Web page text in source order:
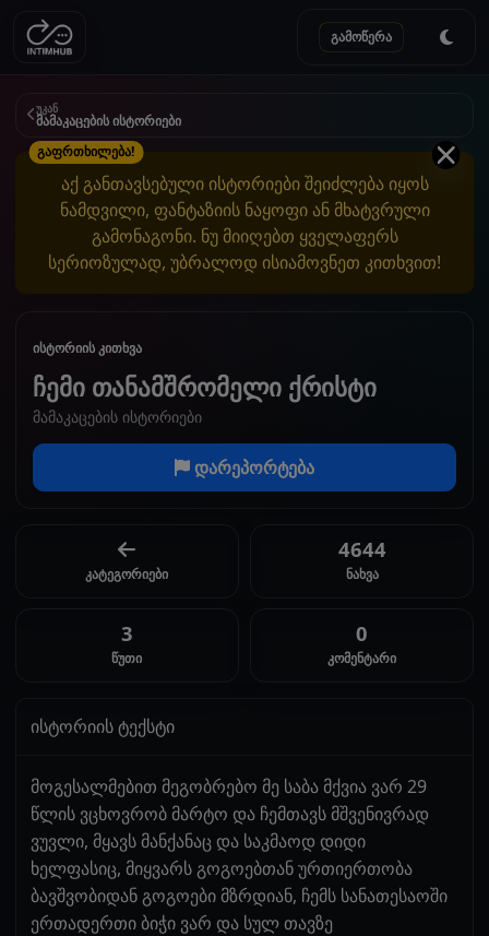
გამოწერა
უკან
მამაკაცების ისტორიები
გაფრთხილება!
აქ განთავსებული ისტორიები შეიძლება იყოს
ნამდვილი, ფანტაზიის ნაყოფი ან მხატვრული
გამონაგონი. ნუ მიიღებთ ყველაფერს
სერიოზულად, უბრალოდ ისიამოვნეთ კითხვით!
ისტორიის კითხვა
ჩემი თანამშრომელი ქრისტი
მამაკაცების ისტორიები
დარეპორტება
კატეგორიები
4644
ნახვა
3
წუთი
0
კომენტარი
ისტორიის ტექსტი
მოგესალმებით მეგობრებო მე საბა მქვია ვარ 29
წლის ვცხოვრობ მარტო და ჩემთავს მშვენივრად
ვუვლი, მყავს მანქანაც და საკმაოდ დიდი
ხელფასიც, მიყვარს გოგოებთან ურთიერთობა
ბავშვობიდან გოგოები მზრდიან, ჩემს სანათესაოში
ერთადერთი ბიჭი ვარ და სულ თავზე